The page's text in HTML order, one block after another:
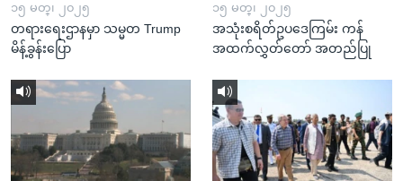
၁၅ မတ္၊ ၂၀၂၅
တရားရေးဌာနမှာ သမ္မတ Trump
မိန့်ခွန်းပြော
၁၅ မတ္၊ ၂၀၂၅
အသုံးစရိတ်ဥပဒေကြမ်း ကန်
အထက်လွှတ်တော် အတည်ပြု